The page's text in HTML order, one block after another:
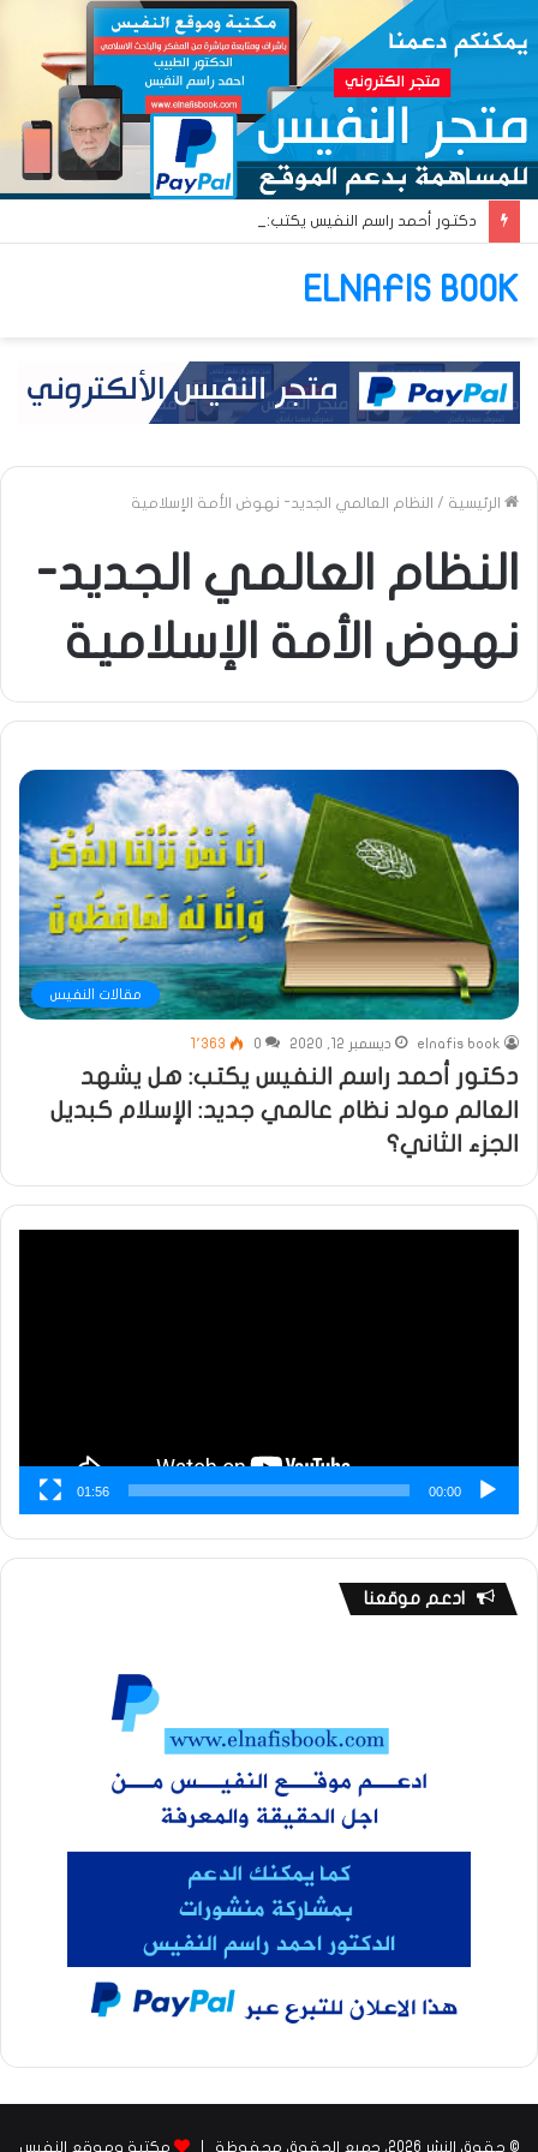
ELNAFIS BOOK
الرئيسية / النظام العالمي الجديد- نهوض الأمة الإسلامية
النظام العالمي الجديد-
نهوض الأمة الإسلامية
مقالات النفيس
elnafis book ديسمبر 12, 2020 0 1٬363
دكتور أحمد راسم النفيس يكتب: هل يشهد
العالم مولد نظام عالمي جديد: الإسلام كبديل
الجزء الثاني؟
00:00
01:56
ادعم موقعنا
© حقوق النشر 2026، جميع الحقوق محفوظة | مكتبة وموقع النفيس